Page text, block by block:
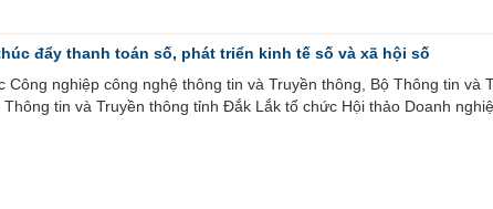
đẩy thanh toán số, phát triển kinh tế số và xã hội số
Công nghiệp công nghệ thông tin và Truyền thông, Bộ Thông tin và
tin và Truyền thông tỉnh Đắk Lắk tổ chức Hội thảo Doanh